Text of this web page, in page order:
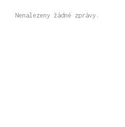
Nenalezeny žádné zprávy.